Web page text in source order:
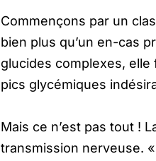
Commençons par un
bien plus qu’un en-cas
glucides complexes,
pics glycémiques
Mais ce n’est pas tout !
transmission nerveuse.